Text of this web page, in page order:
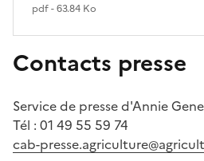
pdf - 63.84 Ko
Contacts presse
Service de presse d'Annie
Tél : 01 49 55 59 74
cab-